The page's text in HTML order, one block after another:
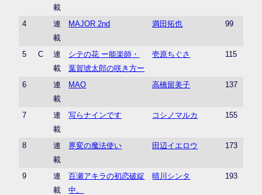
載
4
連
載
MAJOR 2nd 満田拓也 99
5 C
連
載
シテの花 ー能楽師・
葉賀琥太郎の咲き方ー
壱原ちぐさ 115
6
連
載
MAO 高橋留美子 137
7
連
載
写らナインです コシノマルカ 155
8
連
載
界変の魔法使い 田辺イエロウ 173
9
連
載
百瀬アキラの初恋破綻
中。
晴川シンタ 193